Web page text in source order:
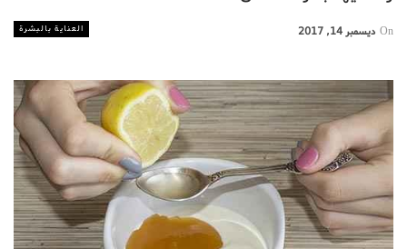
العناية بالبشرة On ديسمبر 14, 2017